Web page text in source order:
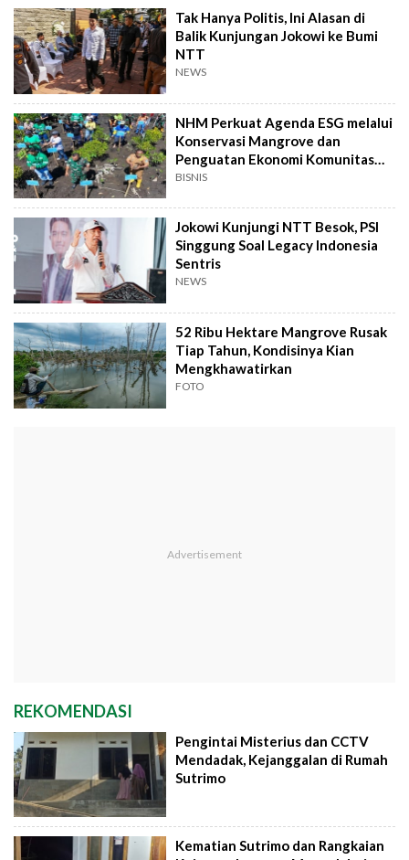
Tak Hanya Politis, Ini Alasan di
Balik Kunjungan Jokowi ke Bumi
NTT
NEWS
NHM Perkuat Agenda ESG melalui
Konservasi Mangrove dan
Penguatan Ekonomi Komunitas
Pesisir
BISNIS
Jokowi Kunjungi NTT Besok, PSI
Singgung Soal Legacy Indonesia
Sentris
NEWS
52 Ribu Hektare Mangrove Rusak
Tiap Tahun, Kondisinya Kian
Mengkhawatirkan
FOTO
REKOMENDASI
Pengintai Misterius dan CCTV
Mendadak, Kejanggalan di Rumah
Sutrimo
Kematian Sutrimo dan Rangkaian